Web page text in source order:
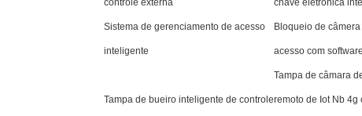
controle externa chave eletrônica
Sistema de gerenciamento de acesso
inteligente
Bloqueio de
acesso com
Tampa de bueiro inteligente de controle
Tampa de câmara
remoto de Iot Nb 4g